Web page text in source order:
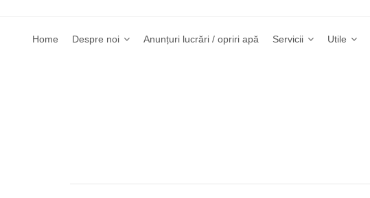
Home Despre noi Anunțuri lucrări / opriri apă Servicii Utile